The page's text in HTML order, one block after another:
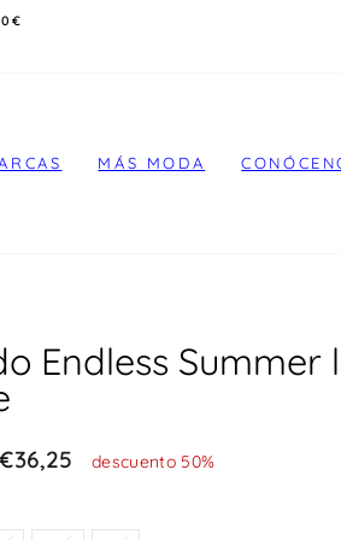
MÁS MODA
Endless Summer
REBAJA
€36,25 descuento 50%